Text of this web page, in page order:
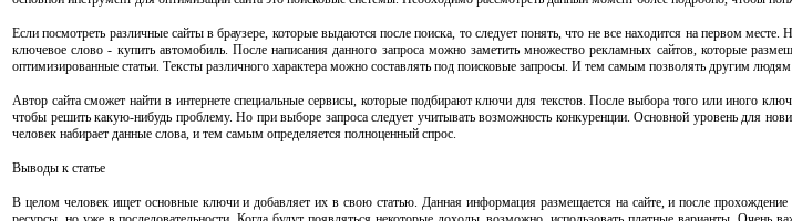
Если посмотреть различные сайты в браузере, которые выдаются после поиска, то следует понять, что не все находится на первом
ключевое слово - купить автомобиль. После написания данного запроса можно заметить множество рекламных сайтов, которые
оптимизированные статьи. Тексты различного характера можно составлять под поисковые запросы. И тем самым позволять другим
Автор сайта сможет найти в интернете специальные сервисы, которые подбирают ключи для текстов. После выбора того или иного
чтобы решить какую-нибудь проблему. Но при выборе запроса следует учитывать возможность конкуренции. Основной уровень для
человек набирает данные слова, и тем самым определяется полноценный спрос.
Выводы к статье
В целом человек ищет основные ключи и добавляет их в свою статью. Данная информация размещается на сайте, и после